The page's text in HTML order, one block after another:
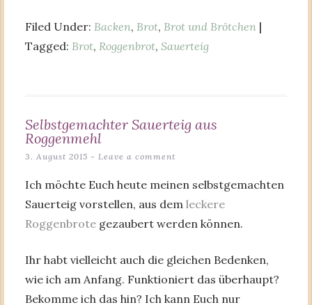
Filed Under: Backen, Brot, Brot und Brötchen |
Tagged: Brot, Roggenbrot, Sauerteig
Selbstgemachter Sauerteig aus
Roggenmehl
3. August 2015 Leave a comment
Ich möchte Euch heute meinen selbstgemachten
Sauerteig vorstellen, aus dem leckere
Roggenbrote gezaubert werden können.
Ihr habt vielleicht auch die gleichen Bedenken,
wie ich am Anfang. Funktioniert das überhaupt?
Bekomme ich das hin? Ich kann Euch nur